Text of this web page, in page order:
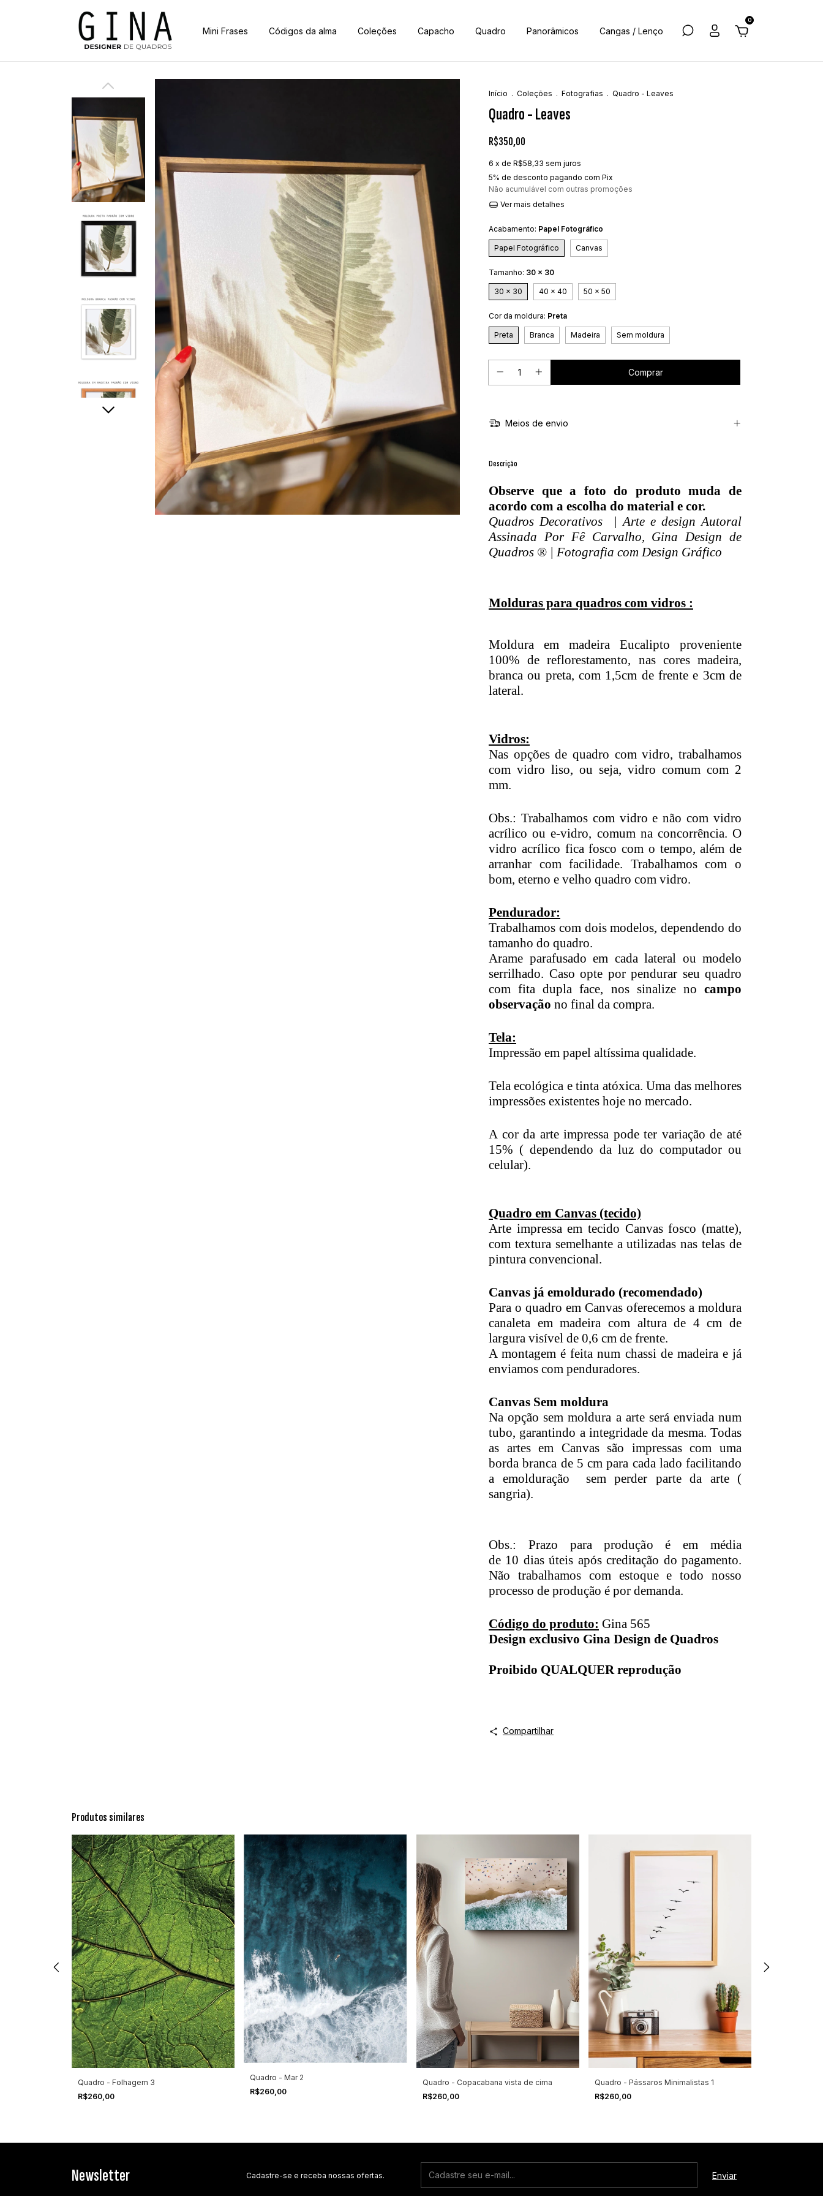
Mini Frases Códigos da alma Coleções Capacho Quadro Panorâmicos Cangas / Lenço
0
Início . Coleções . Fotografias . Quadro - Leaves
Quadro - Leaves
R$350,00
6 x de R$58,33 sem juros
5% de desconto pagando com Pix
Não acumulável com outras promoções
Ver mais detalhes
Acabamento: Papel Fotográfico
Papel Fotográfico Canvas
Tamanho: 30 x 30
30 x 30 40 x 40 50 x 50
Cor da moldura: Preta
Preta Branca Madeira Sem moldura
Meios de envio
Descrição
Observe que a foto do produto muda de
acordo com a escolha do material e cor.
Quadros Decorativos | Arte e design Autoral
Assinada Por Fê Carvalho, Gina Design de
Quadros ® | Fotografia com Design Gráfico
Molduras para quadros com vidros :
Moldura em madeira Eucalipto proveniente
100% de reflorestamento, nas cores madeira,
branca ou preta, com 1,5cm de frente e 3cm de
lateral.
Vidros:
Nas opções de quadro com vidro, trabalhamos
com vidro liso, ou seja, vidro comum com 2
mm.
Obs.: Trabalhamos com vidro e não com vidro
acrílico ou e-vidro, comum na concorrência. O
vidro acrílico fica fosco com o tempo, além de
arranhar com facilidade. Trabalhamos com o
bom, eterno e velho quadro com vidro.
Pendurador:
Trabalhamos com dois modelos, dependendo do
tamanho do quadro.
Arame parafusado em cada lateral ou modelo
serrilhado. Caso opte por pendurar seu quadro
com fita dupla face, nos sinalize no campo
observação no final da compra.
Tela:
Impressão em papel altíssima qualidade.
Tela ecológica e tinta atóxica. Uma das melhores
impressões existentes hoje no mercado.
A cor da arte impressa pode ter variação de até
15% ( dependendo da luz do computador ou
celular).
Quadro em Canvas (tecido)
Arte impressa em tecido Canvas fosco (matte),
com textura semelhante a utilizadas nas telas de
pintura convencional.
Canvas já emoldurado (recomendado)
Para o quadro em Canvas oferecemos a moldura
canaleta em madeira com altura de 4 cm de
largura visível de 0,6 cm de frente.
A montagem é feita num chassi de madeira e já
enviamos com penduradores.
Canvas Sem moldura
Na opção sem moldura a arte será enviada num
tubo, garantindo a integridade da mesma. Todas
as artes em Canvas são impressas com uma
borda branca de 5 cm para cada lado facilitando
a emolduração sem perder parte da arte (
sangria).
Obs.: Prazo para produção é em média
de 10 dias úteis após creditação do pagamento.
Não trabalhamos com estoque e todo nosso
processo de produção é por demanda.
Código do produto: Gina 565
Design exclusivo Gina Design de Quadros
Proibido QUALQUER reprodução
Compartilhar
Produtos similares
Quadro - Folhagem 3
R$260,00
Quadro - Mar 2
R$260,00
Quadro - Copacabana vista de cima
R$260,00
Quadro - Pássaros Minimalistas 1
R$260,00
Newsletter Cadastre-se e receba nossas ofertas.